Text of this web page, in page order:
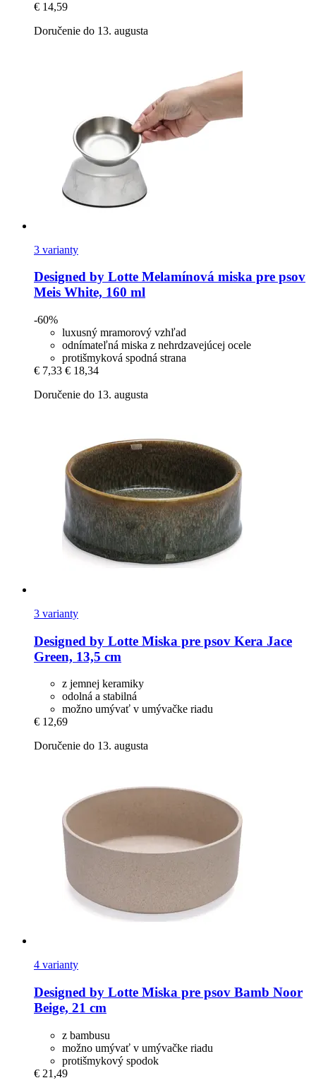
€ 14,59
Doručenie do 13. augusta
3 varianty
Designed by Lotte Melamínová miska pre psov
Meis White, 160 ml
-60%
luxusný mramorový vzhľad
odnímateľná miska z nehrdzavejúcej ocele
protišmyková spodná strana
€ 7,33 € 18,34
Doručenie do 13. augusta
3 varianty
Designed by Lotte Miska pre psov Kera Jace
Green, 13,5 cm
z jemnej keramiky
odolná a stabilná
možno umývať v umývačke riadu
€ 12,69
Doručenie do 13. augusta
4 varianty
Designed by Lotte Miska pre psov Bamb Noor
Beige, 21 cm
z bambusu
možno umývať v umývačke riadu
protišmykový spodok
€ 21,49